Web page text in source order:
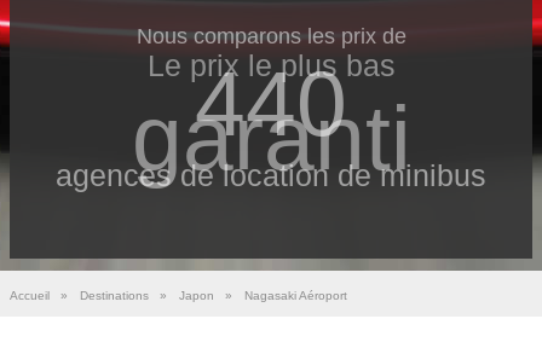
Nous comparons les prix de
440
agences de location de minibus
Le prix le​ plus bas
garanti
Accueil » Destinations » Japon » Nagasaki Aéroport